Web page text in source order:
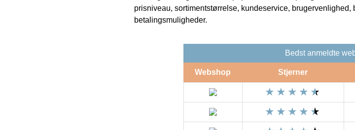
prisniveau, sortimentstørrelse, kundeservice, brugervenlighed,
betalingsmuligheder.
Bedst anmeldte
Webshop Stjerner